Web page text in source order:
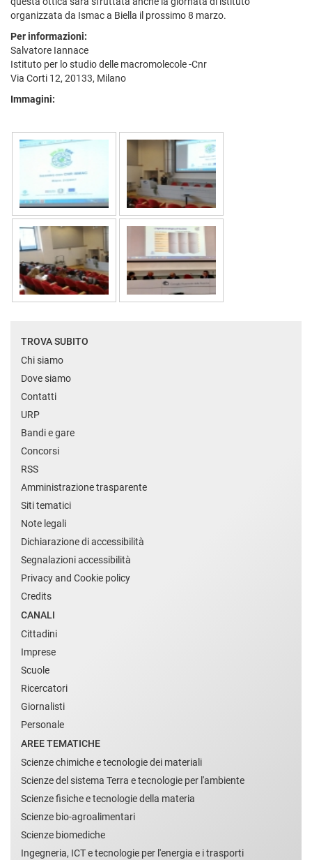
organizzata da Ismac a Biella il prossimo 8 marzo.
Per informazioni:
Salvatore Iannace
Istituto per lo studio delle macromolecole -Cnr
Via Corti 12, 20133, Milano
Immagini:
TROVA SUBITO
Chi siamo
Dove siamo
Contatti
URP
Bandi e gare
Concorsi
RSS
Amministrazione trasparente
Siti tematici
Note legali
Dichiarazione di accessibilità
Segnalazioni accessibilità
Privacy and Cookie policy
Credits
CANALI
Cittadini
Imprese
Scuole
Ricercatori
Giornalisti
Personale
AREE TEMATICHE
Scienze chimiche e tecnologie dei materiali
Scienze del sistema Terra e tecnologie per l'ambiente
Scienze fisiche e tecnologie della materia
Scienze bio-agroalimentari
Scienze biomediche
Ingegneria, ICT e tecnologie per l'energia e i trasporti